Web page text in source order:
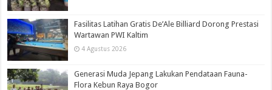
Fasilitas Latihan Gratis De’Ale Billiard Dorong Prestasi
Wartawan PWI Kaltim
4 Agustus 2026
Generasi Muda Jepang Lakukan Pendataan Fauna-
Flora Kebun Raya Bogor